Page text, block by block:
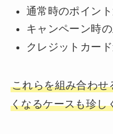
通常時のポイン
キャンペーン時
クレジットカー
これらを組み合わせ
くなるケースも珍し